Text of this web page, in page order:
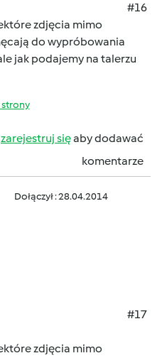
#16
zdjęcia mimo
do wypróbowania
jak podajemy na talerzu
zarejestruj sięaby dodawać
komentarze
Dołączył : 28.04.2014
#17
zdjęcia mimo